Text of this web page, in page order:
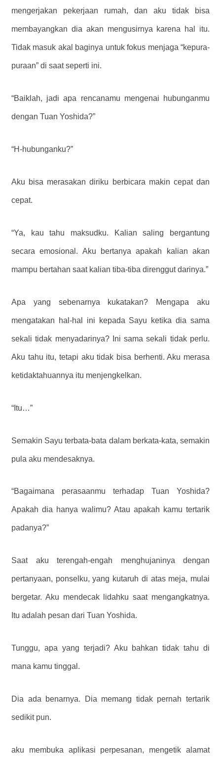
mengerjakan pekerjaan rumah, dan aku tidak bisa
membayangkan dia akan mengusirnya karena hal itu.
Tidak masuk akal baginya untuk fokus menjaga “kepura-
puraan” di saat seperti ini.
“Baiklah, jadi apa rencanamu mengenai hubunganmu
dengan Tuan Yoshida?”
“H-hubunganku?”
Aku bisa merasakan diriku berbicara makin cepat dan
cepat.
“Ya, kau tahu maksudku. Kalian saling bergantung
secara emosional. Aku bertanya apakah kalian akan
mampu bertahan saat kalian tiba-tiba direnggut darinya.”
Apa yang sebenarnya kukatakan? Mengapa aku
mengatakan hal-hal ini kepada Sayu ketika dia sama
sekali tidak menyadarinya? Ini sama sekali tidak perlu.
Aku tahu itu, tetapi aku tidak bisa berhenti. Aku merasa
ketidaktahuannya itu menjengkelkan.
“Itu…”
Semakin Sayu terbata-bata dalam berkata-kata, semakin
pula aku mendesaknya.
“Bagaimana perasaanmu terhadap Tuan Yoshida?
Apakah dia hanya walimu? Atau apakah kamu tertarik
padanya?”
Saat aku terengah-engah menghujaninya dengan
pertanyaan, ponselku, yang kutaruh di atas meja, mulai
bergetar. Aku mendecak lidahku saat mengangkatnya.
Itu adalah pesan dari Tuan Yoshida.
Tunggu, apa yang terjadi? Aku bahkan tidak tahu di
mana kamu tinggal.
Dia ada benarnya. Dia memang tidak pernah tertarik
sedikit pun.
aku membuka aplikasi perpesanan, mengetik alamat